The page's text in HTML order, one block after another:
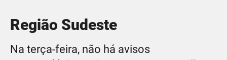
Região Sudeste
Na terça-feira, não há avisos